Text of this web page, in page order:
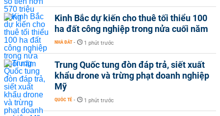
Kinh Bắc dự kiến cho thuê tối thiểu 100
ha đất công nghiệp trong nửa cuối năm
NHÀ ĐẤT - 1 phút trước
Trung Quốc tung đòn đáp trả, siết xuất
khẩu drone và trừng phạt doanh nghiệp
Mỹ
QUỐC TẾ - 1 phút trước